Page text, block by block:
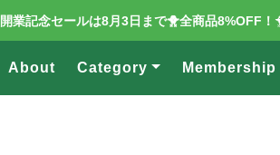
開業記念セールは8月3日まで🐥全商品8%OFF！
About Category Membership